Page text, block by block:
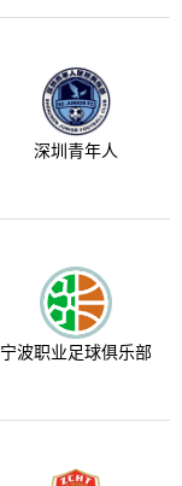
深圳青年人
宁波职业足球俱乐部